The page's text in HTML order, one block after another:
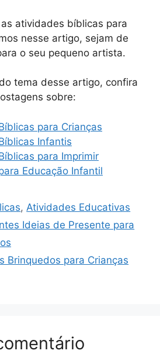
atividades bíblicas para
nesse artigo, sejam de
o seu pequeno artista.
tema desse artigo, confira
sobre:
para Crianças
Infantis
para Imprimir
Educação Infantil
, Atividades Educativas
Ideias de Presente para
Brinquedos para Crianças